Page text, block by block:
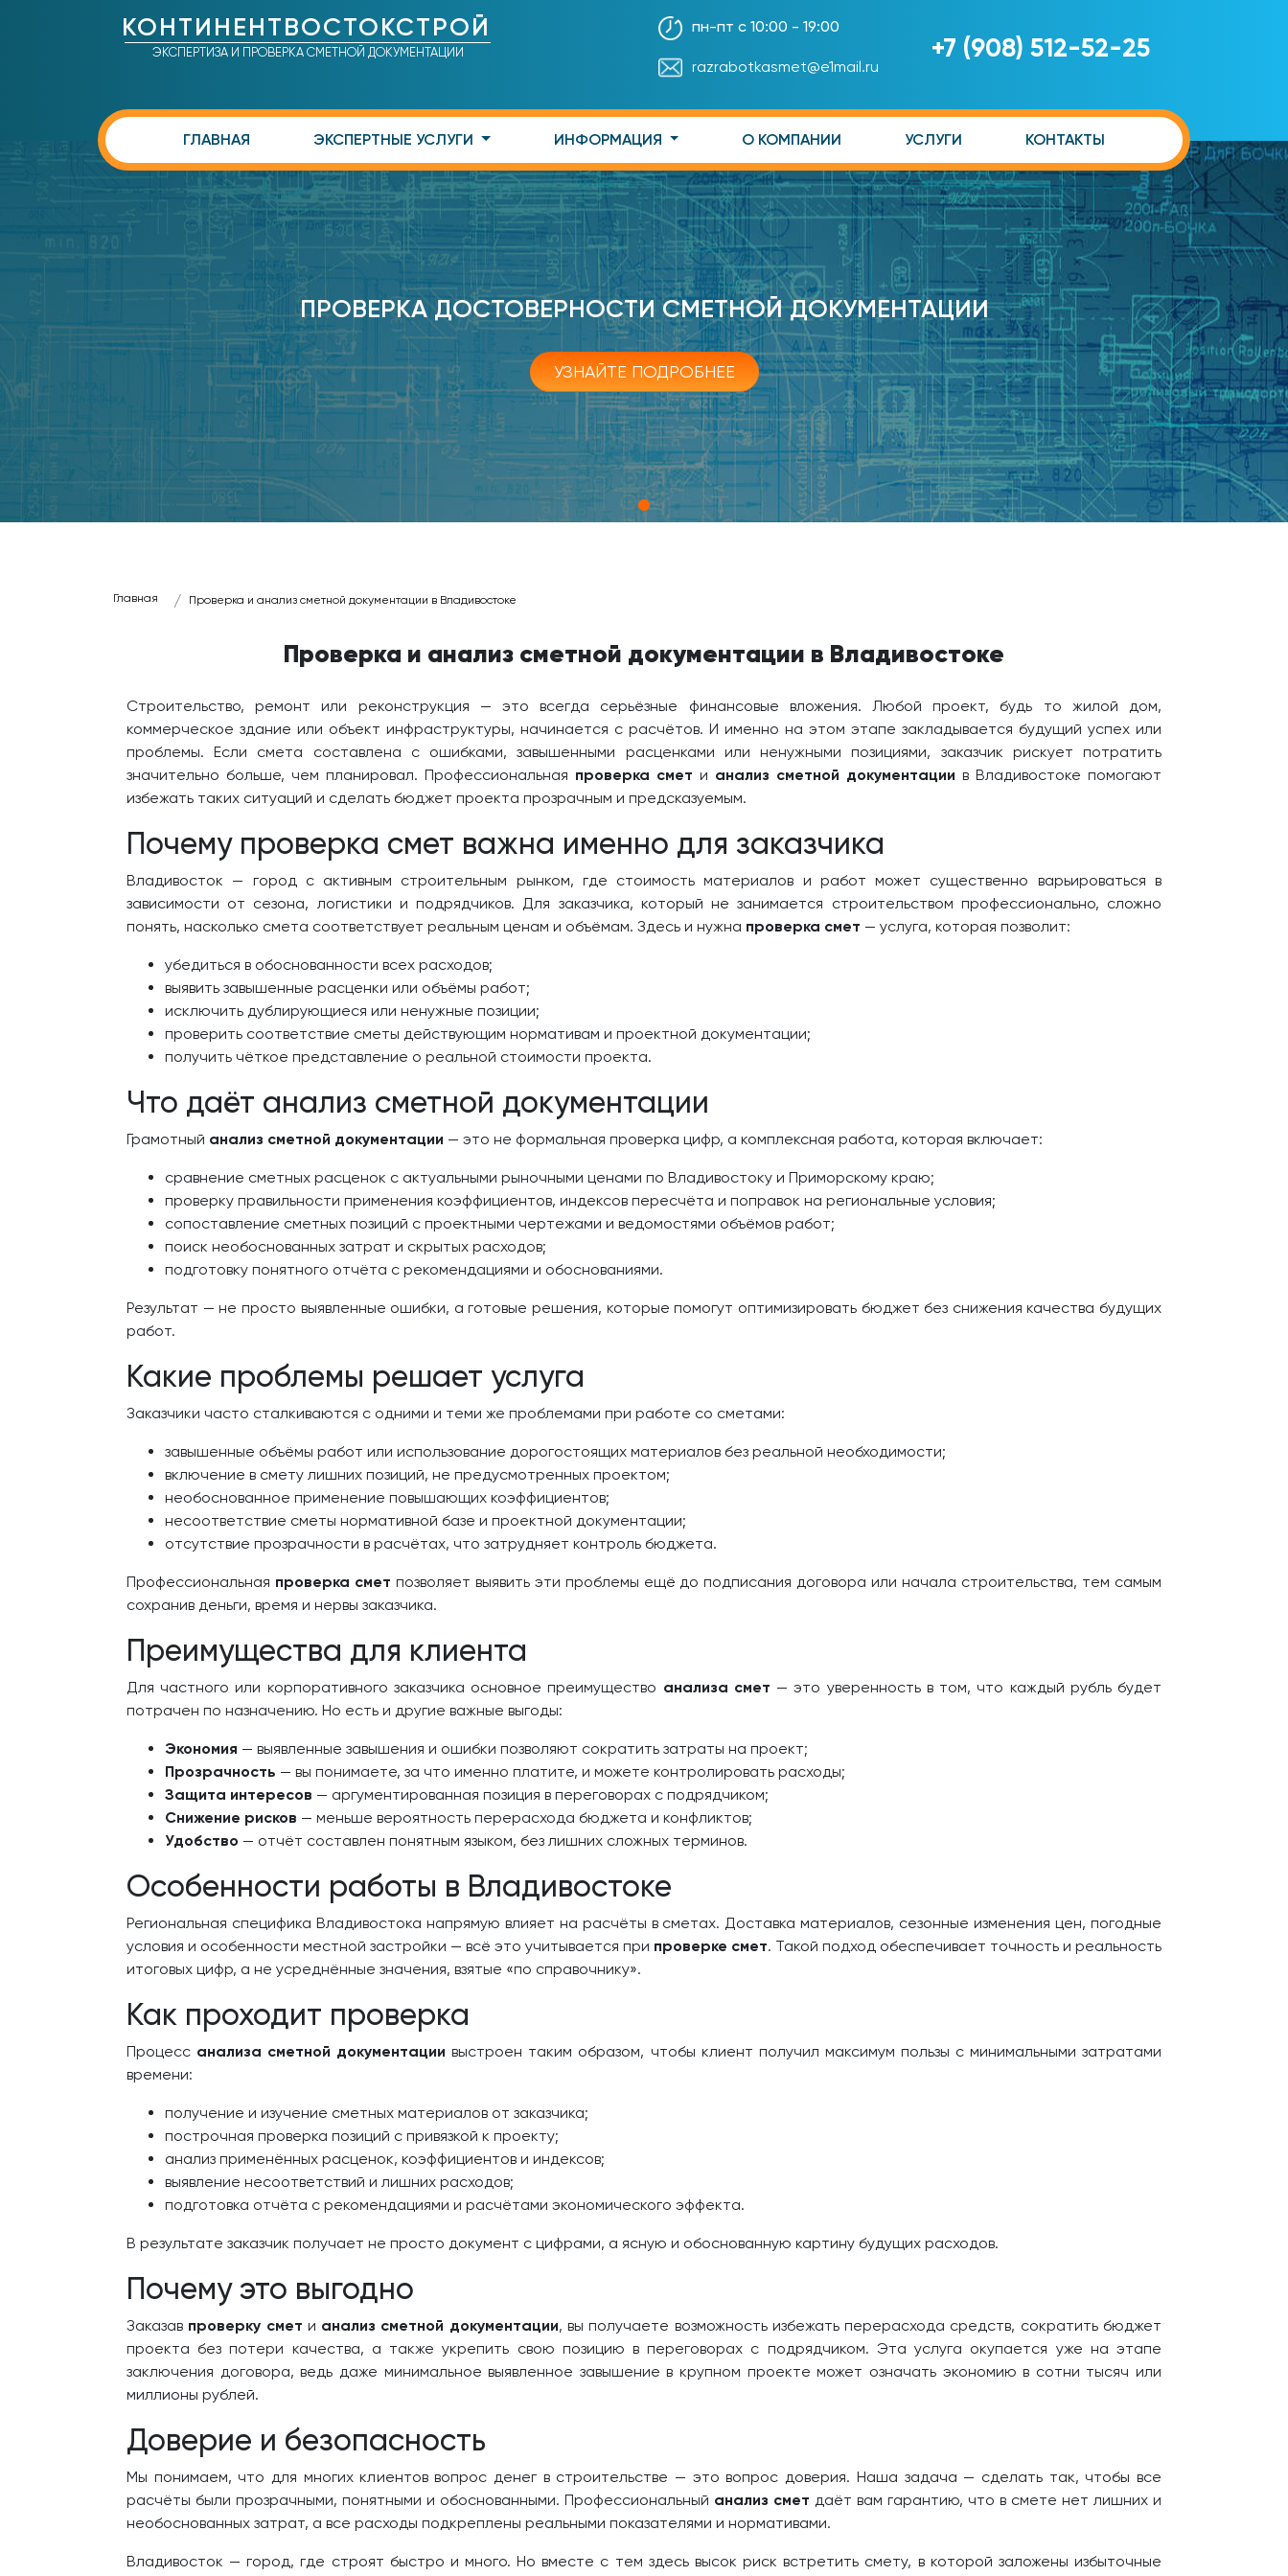
КОНТИНЕНТВОСТОКСТРОЙ
ЭКСПЕРТИЗА И ПРОВЕРКА СМЕТНОЙ ДОКУМЕНТАЦИИ
пн-пт с 10:00 - 19:00
razrabotkasmet@e1mail.ru
+7 (908) 512-52-25
ГЛАВНАЯ ЭКСПЕРТНЫЕ УСЛУГИ ИНФОРМАЦИЯ О КОМПАНИИ УСЛУГИ КОНТАКТЫ
ПРОВЕРКА ДОСТОВЕРНОСТИ СМЕТНОЙ ДОКУМЕНТАЦИИ
УЗНАЙТЕ ПОДРОБНЕЕ
Главная Проверка и анализ сметной документации в Владивостоке
Проверка и анализ сметной документации в Владивостоке
Строительство, ремонт или реконструкция — это всегда серьёзные финансовые вложения. Любой проект, будь то жилой дом,
коммерческое здание или объект инфраструктуры, начинается с расчётов. И именно на этом этапе закладывается будущий успех или
проблемы. Если смета составлена с ошибками, завышенными расценками или ненужными позициями, заказчик рискует потратить
значительно больше, чем планировал. Профессиональная проверка смет и анализ сметной документации в Владивостоке помогают
избежать таких ситуаций и сделать бюджет проекта прозрачным и предсказуемым.
Почему проверка смет важна именно для заказчика
Владивосток — город с активным строительным рынком, где стоимость материалов и работ может существенно варьироваться в
зависимости от сезона, логистики и подрядчиков. Для заказчика, который не занимается строительством профессионально, сложно
понять, насколько смета соответствует реальным ценам и объёмам. Здесь и нужна проверка смет — услуга, которая позволит:
убедиться в обоснованности всех расходов;
выявить завышенные расценки или объёмы работ;
исключить дублирующиеся или ненужные позиции;
проверить соответствие сметы действующим нормативам и проектной документации;
получить чёткое представление о реальной стоимости проекта.
Что даёт анализ сметной документации
Грамотный анализ сметной документации — это не формальная проверка цифр, а комплексная работа, которая включает:
сравнение сметных расценок с актуальными рыночными ценами по Владивостоку и Приморскому краю;
проверку правильности применения коэффициентов, индексов пересчёта и поправок на региональные условия;
сопоставление сметных позиций с проектными чертежами и ведомостями объёмов работ;
поиск необоснованных затрат и скрытых расходов;
подготовку понятного отчёта с рекомендациями и обоснованиями.
Результат — не просто выявленные ошибки, а готовые решения, которые помогут оптимизировать бюджет без снижения качества будущих
работ.
Какие проблемы решает услуга
Заказчики часто сталкиваются с одними и теми же проблемами при работе со сметами:
завышенные объёмы работ или использование дорогостоящих материалов без реальной необходимости;
включение в смету лишних позиций, не предусмотренных проектом;
необоснованное применение повышающих коэффициентов;
несоответствие сметы нормативной базе и проектной документации;
отсутствие прозрачности в расчётах, что затрудняет контроль бюджета.
Профессиональная проверка смет позволяет выявить эти проблемы ещё до подписания договора или начала строительства, тем самым
сохранив деньги, время и нервы заказчика.
Преимущества для клиента
Для частного или корпоративного заказчика основное преимущество анализа смет — это уверенность в том, что каждый рубль будет
потрачен по назначению. Но есть и другие важные выгоды:
Экономия — выявленные завышения и ошибки позволяют сократить затраты на проект;
Прозрачность — вы понимаете, за что именно платите, и можете контролировать расходы;
Защита интересов — аргументированная позиция в переговорах с подрядчиком;
Снижение рисков — меньше вероятность перерасхода бюджета и конфликтов;
Удобство — отчёт составлен понятным языком, без лишних сложных терминов.
Особенности работы в Владивостоке
Региональная специфика Владивостока напрямую влияет на расчёты в сметах. Доставка материалов, сезонные изменения цен, погодные
условия и особенности местной застройки — всё это учитывается при проверке смет. Такой подход обеспечивает точность и реальность
итоговых цифр, а не усреднённые значения, взятые «по справочнику».
Как проходит проверка
Процесс анализа сметной документации выстроен таким образом, чтобы клиент получил максимум пользы с минимальными затратами
времени:
получение и изучение сметных материалов от заказчика;
построчная проверка позиций с привязкой к проекту;
анализ применённых расценок, коэффициентов и индексов;
выявление несоответствий и лишних расходов;
подготовка отчёта с рекомендациями и расчётами экономического эффекта.
В результате заказчик получает не просто документ с цифрами, а ясную и обоснованную картину будущих расходов.
Почему это выгодно
Заказав проверку смет и анализ сметной документации, вы получаете возможность избежать перерасхода средств, сократить бюджет
проекта без потери качества, а также укрепить свою позицию в переговорах с подрядчиком. Эта услуга окупается уже на этапе
заключения договора, ведь даже минимальное выявленное завышение в крупном проекте может означать экономию в сотни тысяч или
миллионы рублей.
Доверие и безопасность
Мы понимаем, что для многих клиентов вопрос денег в строительстве — это вопрос доверия. Наша задача — сделать так, чтобы все
расчёты были прозрачными, понятными и обоснованными. Профессиональный анализ смет даёт вам гарантию, что в смете нет лишних и
необоснованных затрат, а все расходы подкреплены реальными показателями и нормативами.
Владивосток — город, где строят быстро и много. Но вместе с тем здесь высок риск встретить смету, в которой заложены избыточные